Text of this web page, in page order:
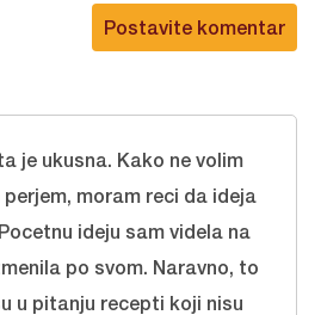
Postavite komentar
je ukusna. Kako ne volim
moram reci da ideja
ideju sam videla na
po svom. Naravno, to
u pitanju recepti koji nisu